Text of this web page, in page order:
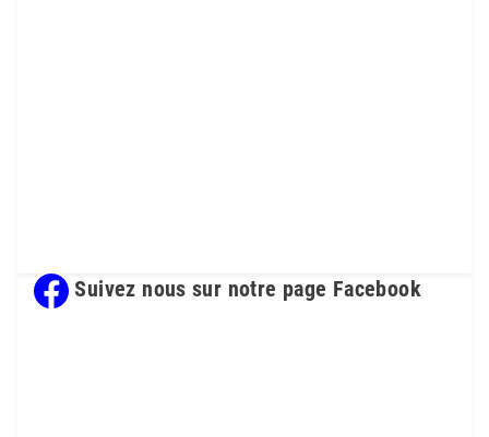
Suivez nous sur notre page Facebook